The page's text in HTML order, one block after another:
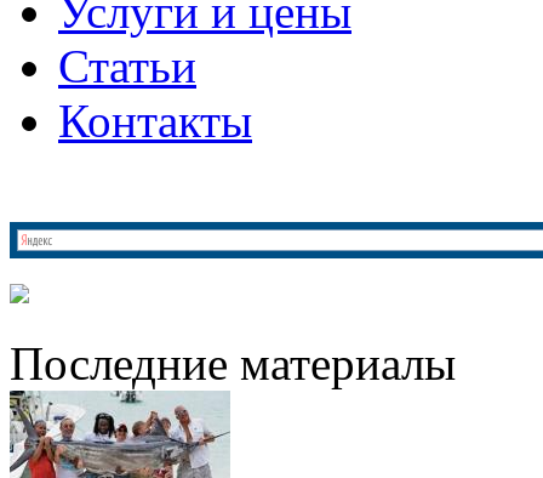
Услуги и цены
Статьи
Контакты
Последние материалы